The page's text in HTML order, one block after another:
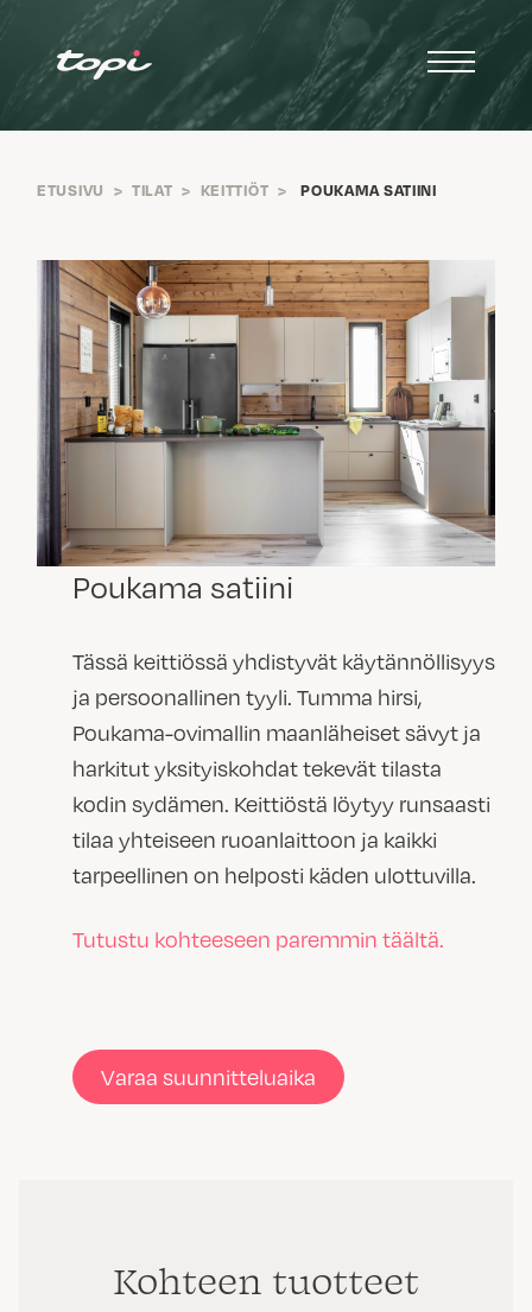
ETUSIVU > TILAT > KEITTIÖT > POUKAMA SATIINI
Poukama satiini
Tässä keittiössä yhdistyvät käytännöllisyys
ja persoonallinen tyyli. Tumma hirsi,
Poukama-ovimallin maanläheiset sävyt ja
harkitut yksityiskohdat tekevät tilasta
kodin sydämen. Keittiöstä löytyy runsaasti
tilaa yhteiseen ruoanlaittoon ja kaikki
tarpeellinen on helposti käden ulottuvilla.
Tutustu kohteeseen paremmin täältä.
Varaa suunnitteluaika
Kohteen tuotteet